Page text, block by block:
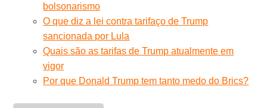
bolsonarismo
O que diz a lei contra tarifaço de Trump
sancionada por Lula
Quais são as tarifas de Trump atualmente em
vigor
Por que Donald Trump tem tanto medo do Brics?